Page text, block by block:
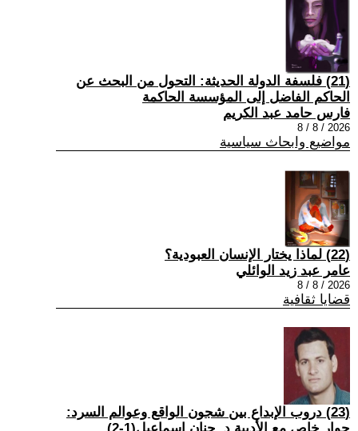
(21) فلسفة الدولة الحديثة: التحول من البحث عن
الحاكم الفاضل إلى المؤسسة الحاكمة
فارس حامد عبد الكريم
2026 / 8 / 8
مواضيع وابحاث سياسية
(22) لماذا يختار الإنسان العبودية؟
عامر عبد زيد الوائلي
2026 / 8 / 8
قضايا ثقافية
(23) دروب الإبداع بين شجون الواقع وعوالم السرد: